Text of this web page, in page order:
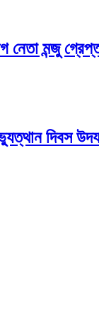
নেতা মন্জু
দিবস